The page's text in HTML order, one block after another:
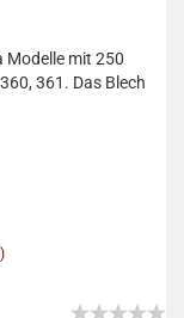
mit 250
361. Das Blech